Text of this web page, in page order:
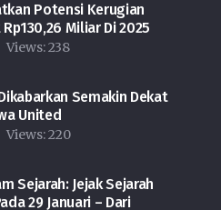
Potensi Kerugian
Miliar Di 2025
Views:238
Semakin Dekat
United
Views:220
Sejarah: Jejak Sejarah
29 Januari – Dari